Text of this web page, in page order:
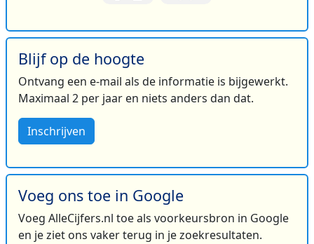
Blijf op de hoogte
Ontvang een e-mail als de informatie is bijgewerkt.
Maximaal 2 per jaar en niets anders dan dat.
Inschrijven
Voeg ons toe in Google
Voeg AlleCijfers.nl toe als voorkeursbron in Google
en je ziet ons vaker terug in je zoekresultaten.